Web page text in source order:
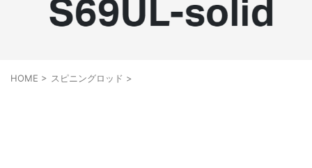
HOME > スピニングロッド >